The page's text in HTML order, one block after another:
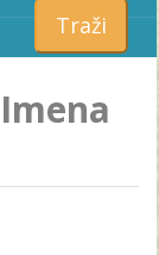
Traži